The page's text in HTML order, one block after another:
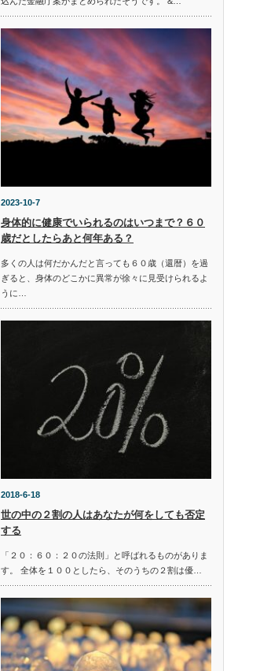
2023-10-7
身体的に健康でいられるのはいつまで？６０
歳だとしたらあと何年ある？
多くの人は何だかんだと言っても６０歳（還暦）を過
ぎると、身体のどこかに異常が徐々に見受けられるよ
うに…
2018-6-18
世の中の２割の人はあなたが何をしても否定
する
「２０：６０：２０の法則」と呼ばれるものがありま
す。 全体を１００としたら、そのうちの２割は優…